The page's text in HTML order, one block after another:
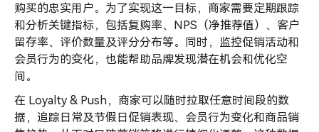
购买的忠实用户。为了实现这一目标，商家需要定期跟踪
和分析关键指标，包括复购率、NPS（净推荐值）、客户
留存率、评价数量及评分分布等。同时，监控促销活动和
会员行为的变化，也能帮助品牌发现潜在机会和优化空
间。
在 Loyalty & Push，商家可以随时拉取任意时间段的数
据，追踪日常及节假日促销表现、会员行为变化和商品销